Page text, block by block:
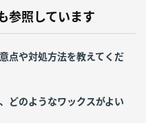
参照しています
点や対処方法を教えてくだ
どのようなワックスがよい